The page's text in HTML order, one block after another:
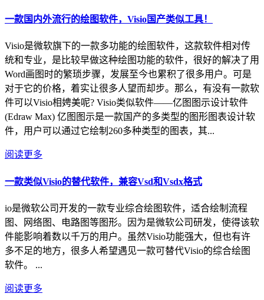
一款国内外流行的绘图软件，Visio国产类似工具！
Visio是微软旗下的一款多功能的绘图软件，这款软件相对传
统和专业，是比较早做这种绘图功能的软件，很好的解决了用
Word画图时的繁琐步骤，发展至今也累积了很多用户。可是
对于它的价格，着实让很多人望而却步。那么，有没有一款软
件可以Visio相娉美呢? Visio类似软件——亿图图示设计软件
(Edraw Max) 亿图图示是一款国产的多类型的图形图表设计软
件，用户可以通过它绘制260多种类型的图表，其...
阅读更多
一款类似Visio的替代软件，兼容Vsd和Vsdx格式
io是微软公司开发的一款专业综合绘图软件，适合绘制流程
图、网络图、电路图等图形。因为是微软公司研发，使得该软
件能影响着数以千万的用户。虽然Visio功能强大，但也有许
多不足的地方，很多人希望遇见一款可替代Visio的综合绘图
软件。 ...
阅读更多